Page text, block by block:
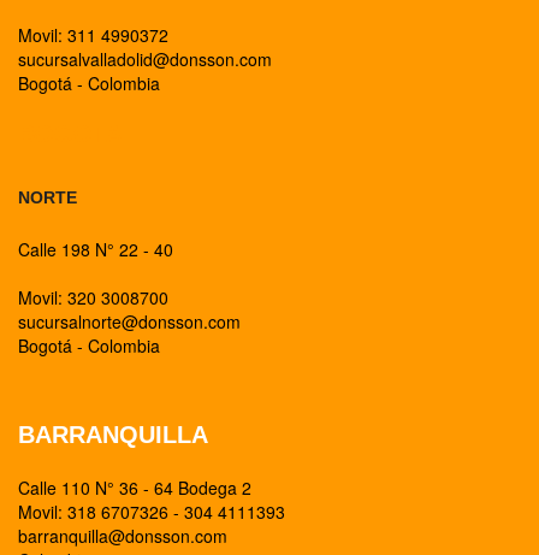
Movil: 311 4990372
sucursalvalladolid@donsson.com
Bogotá - Colombia
NORTE
Calle 198 N° 22 - 40
Movil: 320 3008700
sucursalnorte@donsson.com
Bogotá - Colombia
BARRANQUILLA
Calle 110 N° 36 - 64 Bodega 2
Movil: 318 6707326 - 304 4111393
barranquilla@donsson.com